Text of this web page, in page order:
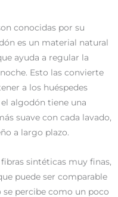
conocidas por su
es un material natural
ayuda a regular la
Esto las convierte
a los huéspedes
algodón tiene una
suave con cada lavado,
a largo plazo.
sintéticas muy finas,
puede ser comparable
se percibe como un poco